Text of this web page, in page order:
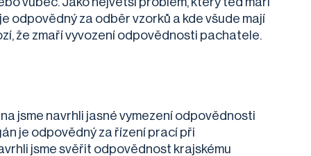
odpovědný za odběr vzorků a kde všude mají
že zmaří vyvození odpovědnosti pachatele.
jsme navrhli jasné vymezení odpovědnosti
je odpovědný za řízení prací při
jsme svěřit odpovědnost krajskému